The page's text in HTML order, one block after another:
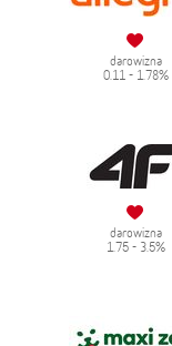
darowizna
0.11 - 1.78%
darowizna
1.75 - 3.5%